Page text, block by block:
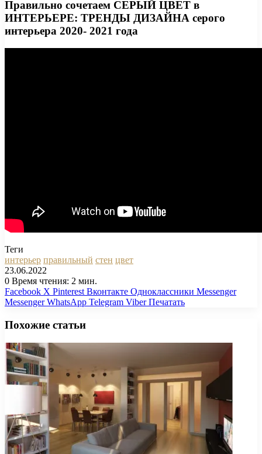
Правильно сочетаем СЕРЫЙ ЦВЕТ в
ИНТЕРЬЕРЕ: ТРЕНДЫ ДИЗАЙНА серого
интерьера 2020- 2021 года
Теги
интерьер правильный стен цвет
23.06.2022
0 Время чтения: 2 мин.
Facebook X Pinterest Вконтакте Одноклассники Messenger
Messenger WhatsApp Telegram Viber Печатать
Похожие статьи